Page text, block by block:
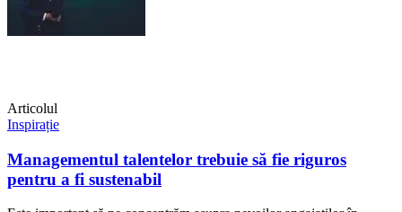
Articolul
Inspirație
Managementul talentelor trebuie să fie riguros
pentru a fi sustenabil